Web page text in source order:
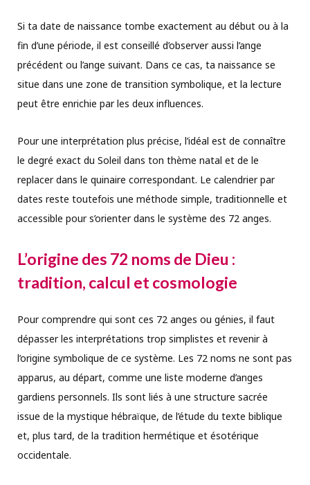
Si ta date de naissance tombe exactement au début ou à la
fin d’une période, il est conseillé d’observer aussi l’ange
précédent ou l’ange suivant. Dans ce cas, ta naissance se
situe dans une zone de transition symbolique, et la lecture
peut être enrichie par les deux influences.
Pour une interprétation plus précise, l’idéal est de connaître
le degré exact du Soleil dans ton thème natal et de le
replacer dans le quinaire correspondant. Le calendrier par
dates reste toutefois une méthode simple, traditionnelle et
accessible pour s’orienter dans le système des 72 anges.
L’origine des 72 noms de Dieu :
tradition, calcul et cosmologie
Pour comprendre qui sont ces 72 anges ou génies, il faut
dépasser les interprétations trop simplistes et revenir à
l’origine symbolique de ce système. Les 72 noms ne sont pas
apparus, au départ, comme une liste moderne d’anges
gardiens personnels. Ils sont liés à une structure sacrée
issue de la mystique hébraïque, de l’étude du texte biblique
et, plus tard, de la tradition hermétique et ésotérique
occidentale.